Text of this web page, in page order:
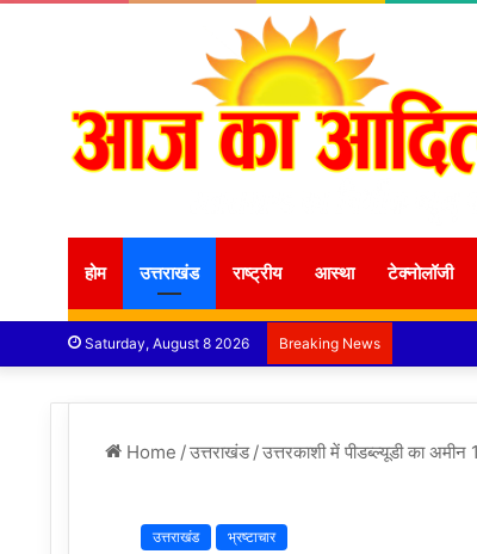
होम उत्तराखंड राष्ट्रीय आस्था टेक्नोलॉजी
Saturday, August 8 2026 Breaking News
Home /उत्तराखंड /उत्तरकाशी में पीडब्ल्यूडी का अमीन
उत्तराखंड भ्रष्टाचार